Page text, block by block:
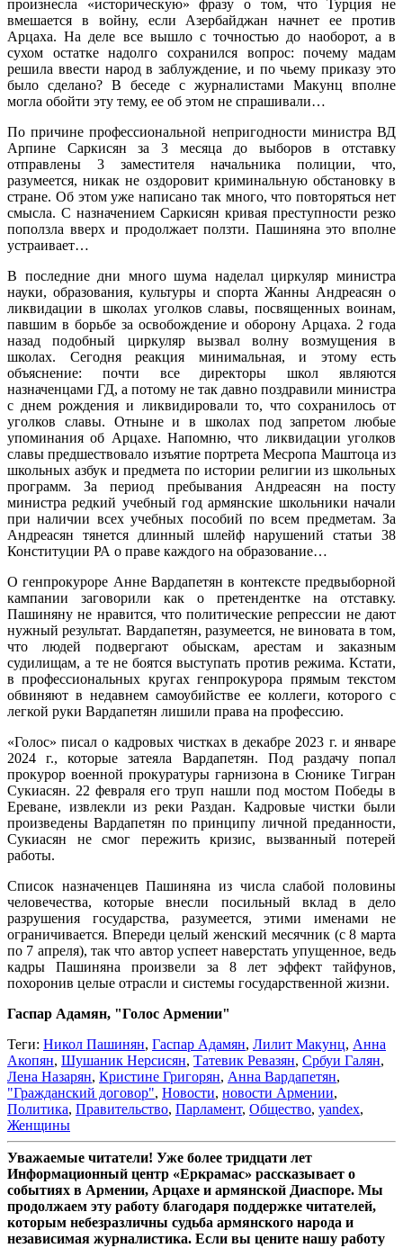
произнесла «историческую» фразу о том, что Турция не
вмешается в войну, если Азербайджан начнет ее против
Арцаха. На деле все вышло с точностью до наоборот, а в
сухом остатке надолго сохранился вопрос: почему мадам
решила ввести народ в заблуждение, и по чьему приказу это
было сделано? В беседе с журналистами Макунц вполне
могла обойти эту тему, ее об этом не спрашивали…
По причине профессиональной непригодности министра ВД
Арпине Саркисян за 3 месяца до выборов в отставку
отправлены 3 заместителя начальника полиции, что,
разумеется, никак не оздоровит криминальную обстановку в
стране. Об этом уже написано так много, что повторяться нет
смысла. С назначением Саркисян кривая преступности резко
поползла вверх и продолжает ползти. Пашиняна это вполне
устраивает…
В последние дни много шума наделал циркуляр министра
науки, образования, культуры и спорта Жанны Андреасян о
ликвидации в школах уголков славы, посвященных воинам,
павшим в борьбе за освобождение и оборону Арцаха. 2 года
назад подобный циркуляр вызвал волну возмущения в
школах. Сегодня реакция минимальная, и этому есть
объяснение: почти все директоры школ являются
назначенцами ГД, а потому не так давно поздравили министра
с днем рождения и ликвидировали то, что сохранилось от
уголков славы. Отныне и в школах под запретом любые
упоминания об Арцахе. Напомню, что ликвидации уголков
славы предшествовало изъятие портрета Месропа Маштоца из
школьных азбук и предмета по истории религии из школьных
программ. За период пребывания Андреасян на посту
министра редкий учебный год армянские школьники начали
при наличии всех учебных пособий по всем предметам. За
Андреасян тянется длинный шлейф нарушений статьи 38
Конституции РА о праве каждого на образование…
О генпрокуроре Анне Вардапетян в контексте предвыборной
кампании заговорили как о претендентке на отставку.
Пашиняну не нравится, что политические репрессии не дают
нужный результат. Вардапетян, разумеется, не виновата в том,
что людей подвергают обыскам, арестам и заказным
судилищам, а те не боятся выступать против режима. Кстати,
в профессиональных кругах генпрокурора прямым текстом
обвиняют в недавнем самоубийстве ее коллеги, которого с
легкой руки Вардапетян лишили права на профессию.
«Голос» писал о кадровых чистках в декабре 2023 г. и январе
2024 г., которые затеяла Вардапетян. Под раздачу попал
прокурор военной прокуратуры гарнизона в Сюнике Тигран
Сукиасян. 22 февраля его труп нашли под мостом Победы в
Ереване, извлекли из реки Раздан. Кадровые чистки были
произведены Вардапетян по принципу личной преданности,
Сукиасян не смог пережить кризис, вызванный потерей
работы.
Список назначенцев Пашиняна из числа слабой половины
человечества, которые внесли посильный вклад в дело
разрушения государства, разумеется, этими именами не
ограничивается. Впереди целый женский месячник (с 8 марта
по 7 апреля), так что автор успеет наверстать упущенное, ведь
кадры Пашиняна произвели за 8 лет эффект тайфунов,
похоронив целые отрасли и системы государственной жизни.
Гаспар Адамян, "Голос Армении"
Теги: Никол Пашинян, Гаспар Адамян, Лилит Макунц, Анна
Акопян, Шушаник Нерсисян, Татевик Ревазян, Србуи Галян,
Лена Назарян, Кристине Григорян, Анна Вардапетян,
"Гражданский договор", Новости, новости Армении,
Политика, Правительство, Парламент, Общество, yandex,
Женщины
Уважаемые читатели! Уже более тридцати лет
Информационный центр «Еркрамас» рассказывает о
событиях в Армении, Арцахе и армянской Диаспоре. Мы
продолжаем эту работу благодаря поддержке читателей,
которым небезразличны судьба армянского народа и
независимая журналистика. Если вы цените нашу работу